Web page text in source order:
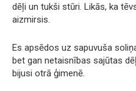
dēļi un tukši stūri. Likās, ka
aizmirsis.
Es apsēdos uz sapuvuša
bet gan netaisnības sajūtas
bijusi otrā ģimenē.